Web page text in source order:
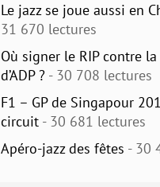
Le jazz se joue aussi en
31 670 lectures
Où signer le RIP contre
d’ADP ? - 30 708 lectures
F1 – GP de Singapour
circuit - 30 681 lectures
Apéro-jazz des fêtes - 30